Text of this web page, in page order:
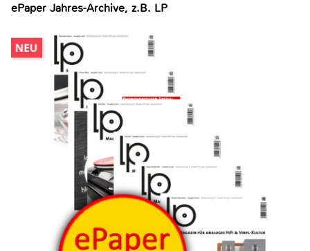
ePaper Jahres-Archive, z.B. LP